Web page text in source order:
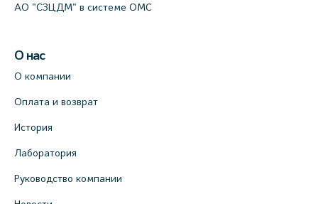
АО "СЗЦДМ" в системе ОМС
О нас
О компании
Оплата и возврат
История
Лаборатория
Руководство компании